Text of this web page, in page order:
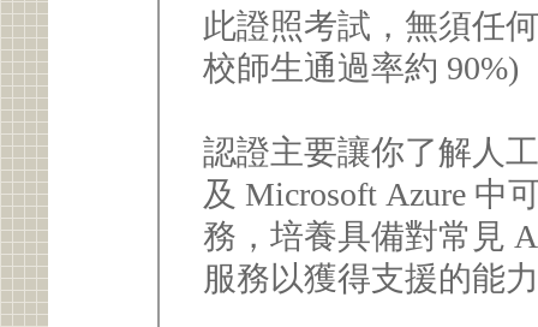
此證照考試，無須任
校師生通過率約 90%)
認證主要讓你了解人
及 Microsoft Azure 中
務，培養具備對常見
服務以獲得支援的能